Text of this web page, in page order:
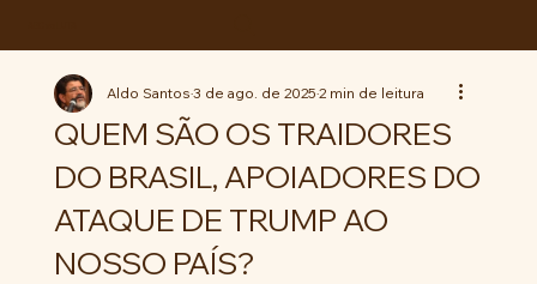
QUEM SÃO OS TRAIDORES
DO BRASIL, APOIADORES DO
ATAQUE DE TRUMP AO
NOSSO PAÍS?
Aldo Santos3 de ago. de 20252 min de leitura